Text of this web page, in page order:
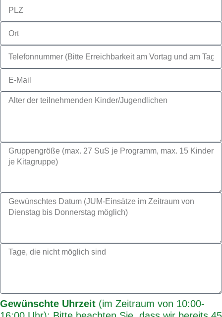
Gewünschte Uhrzeit (im Zeitraum von 10:00-